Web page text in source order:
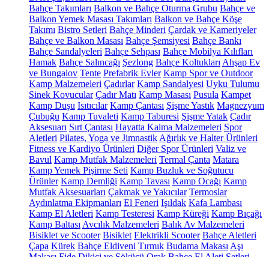
Bahçe Takımları Balkon ve Bahçe Oturma Grubu Bahçe ve
Balkon Yemek Masası Takımları Balkon ve Bahçe Köşe
Takımı Bistro Setleri Bahçe Minderi Çardak ve Kameriyeler
Bahçe ve Balkon Masası Bahçe Şemsiyesi Bahçe Bankı
Bahçe Sandalyeleri Bahçe Sehpası Bahçe Mobilya Kılıfları
Hamak Bahçe Salıncağı Şezlong Bahçe Koltukları Ahşap Ev
ve Bungalov Tente Prefabrik Evler Kamp Spor ve Outdoor
Kamp Malzemeleri Çadırlar Kamp Sandalyesi Uyku Tulumu
Sinek Kovucular Çadır Matı Kamp Masası Pusula Kampet
Kamp Duşu Isıtıcılar Kamp Çantası Şişme Yastık Magnezyum
Çubuğu Kamp Tuvaleti Kamp Taburesi Şişme Yatak Çadır
Aksesuarı Sırt Çantası Hayatta Kalma Malzemeleri Spor
Aletleri Pilates, Yoga ve Jimnastik Ağırlık ve Halter Ürünleri
Fitness ve Kardiyo Ürünleri Diğer Spor Ürünleri Valiz ve
Bavul Kamp Mutfak Malzemeleri Termal Çanta Matara
Kamp Yemek Pişirme Seti Kamp Buzluk ve Soğutucu
Ürünler Kamp Demliği Kamp Tavası Kamp Ocağı Kamp
Mutfak Aksesuarları Çakmak ve Yakıcılar Termoslar
Aydınlatma Ekipmanları El Feneri Işıldak Kafa Lambası
Kamp El Aletleri Kamp Testeresi Kamp Küreği Kamp Bıçağı
Kamp Baltası Avcılık Malzemeleri Balık Av Malzemeleri
Bisiklet ve Scooter Bisiklet Elektrikli Scooter Bahçe Aletleri
Çapa Kürek Bahçe Eldiveni Tırmık Budama Makası Aşı